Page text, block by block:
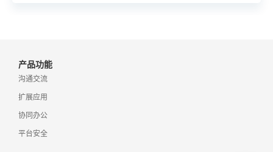
产品功能
沟通交流
扩展应用
协同办公
平台安全